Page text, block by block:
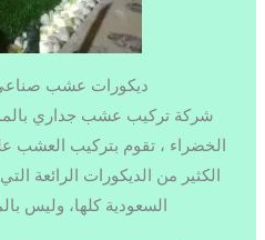
ديكورات عشب صناعي
شركة تركيب عشب جداري
الخضراء ، تقوم بتركيب العشب
الكثير من الديكورات الرائعة
السعودية كلها، وليس